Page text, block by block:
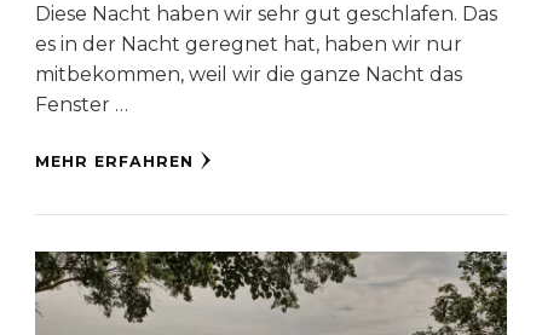
Diese Nacht haben wir sehr gut geschlafen. Das
es in der Nacht geregnet hat, haben wir nur
mitbekommen, weil wir die ganze Nacht das
Fenster …
MEHR ERFAHREN